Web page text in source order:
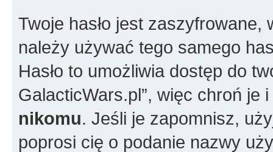
Twoje hasło jest
należy używać tego samego
Hasło to umożliwia dostęp do
GalacticWars.pl”, więc chroń je
nikomu. Jeśli je zapomnisz,
poprosi cię o podanie nazwy